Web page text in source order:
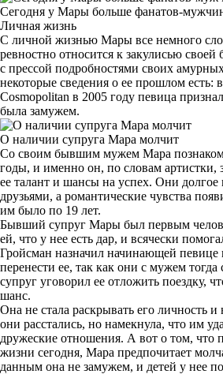
Сегодня у Мары больше фанатов-
Личная жизнь
С личной жизнью Мары все немного
ревностно относится к закулисью
с прессой подробностями своих
некоторые сведения о ее прошлом есть:
Cosmopolitan в 2005 году певица
была замужем.
О наличии супруга Мара молчит
Со своим бывшим мужем Мара
годы, и именно он, по словам артистки,
ее талант и шансы на успех. Они
друзьями, а романтические чувства
им было по 19 лет.
Бывший супруг Мары был первым
ей, что у нее есть дар, и всячески
Гройсман назначил начинающей певице
перенести ее, так как они с мужем тогда
супруг уговорил ее отложить поездку,
шанс.
Она не стала раскрывать его личность и
они расстались, но намекнула, что им
дружеские отношения. А вот о том, что
жизни сегодня, Мара предпочитает
данным она не замужем, и детей у нее